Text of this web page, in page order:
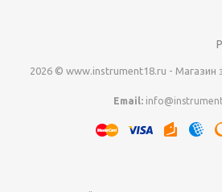
2026 © www.instrument18.ru - Магазин
Email: